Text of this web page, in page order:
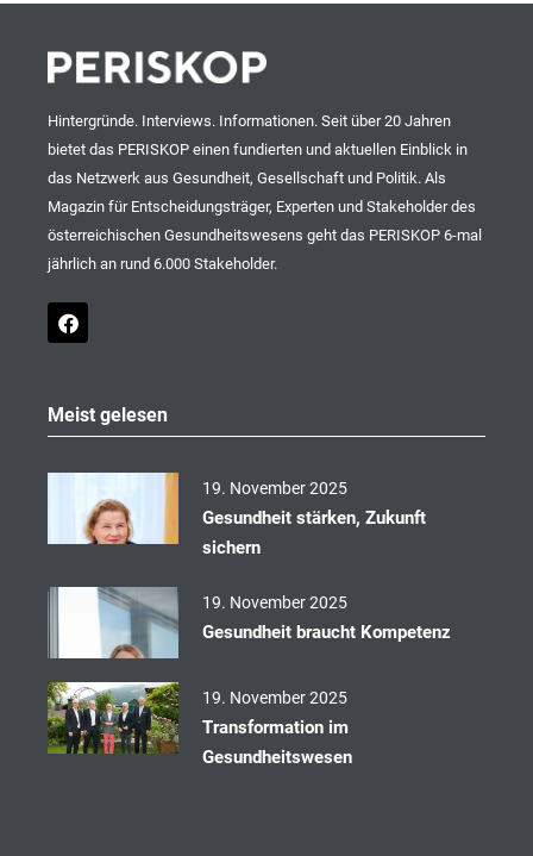
Hintergründe. Interviews. Informationen. Seit über 20 Jahren
bietet das PERISKOP einen fundierten und aktuellen Einblick in
das Netzwerk aus Gesundheit, Gesellschaft und Politik. Als
Magazin für Entscheidungsträger, Experten und Stakeholder des
österreichischen Gesundheitswesens geht das PERISKOP 6-mal
jährlich an rund 6.000 Stakeholder.
F
a
o
o
Meist gelesen
19. November 2025
Gesundheit stärken, Zukunft
sichern
19. November 2025
Gesundheit braucht Kompetenz
19. November 2025
Transformation im
Gesundheitswesen